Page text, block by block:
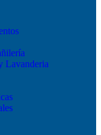
Lavanderia